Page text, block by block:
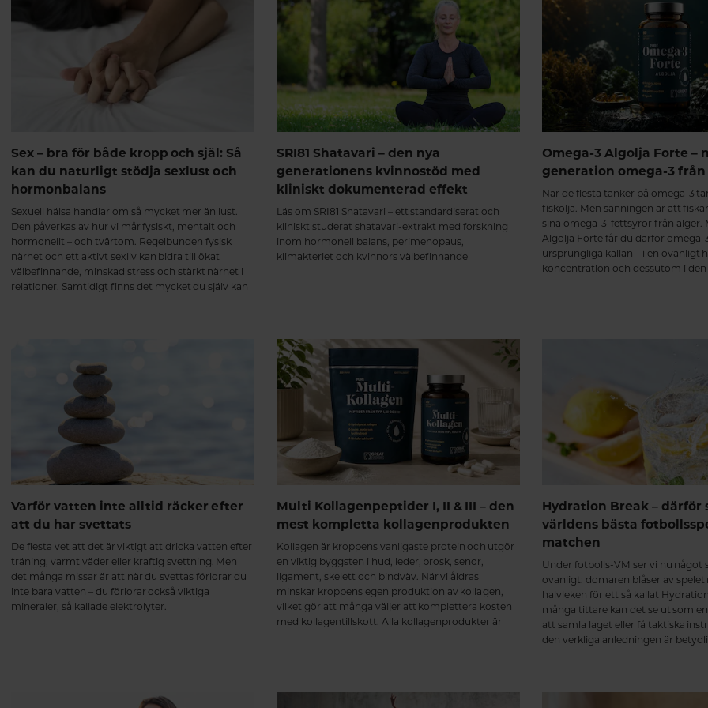
Sex – bra för både kropp och själ: Så
kan du naturligt stödja sexlust och
hormonbalans
Sexuell hälsa handlar om så mycket mer än lust.
Den påverkas av hur vi mår fysiskt, mentalt och
hormonellt – och tvärtom. Regelbunden fysisk
närhet och ett aktivt sexliv kan bidra till ökat
välbefinnande, minskad stress och stärkt närhet i
relationer. Samtidigt finns det mycket du själv kan
SRI81 Shatavari – den nya
generationens kvinnostöd med
kliniskt dokumenterad effekt
Läs om SRI81 Shatavari – ett standardiserat och
kliniskt studerat shatavari-extrakt med forskning
inom hormonell balans, perimenopaus,
klimakteriet och kvinnors välbefinnande
Omega-3 Algolja Forte –
generation omega-3
När de flesta tänker på omega-3
fiskolja. Men sanningen är att
sina omega-3-fettsyror från alger.
Algolja Forte får du därför omega-
ursprungliga källan – i en ovanligt
koncentration och dessutom i
Varför vatten inte alltid räcker efter
att du har svettats
De flesta vet att det är viktigt att dricka vatten efter
träning, varmt väder eller kraftig svettning. Men
det många missar är att när du svettas förlorar du
inte bara vatten – du förlorar också viktiga
mineraler, så kallade elektrolyter.
Multi Kollagenpeptider I, II & III – den
mest kompletta kollagenprodukten
Kollagen är kroppens vanligaste protein och utgör
en viktig byggsten i hud, leder, brosk, senor,
ligament, skelett och bindväv. När vi åldras
minskar kroppens egen produktion av kollagen,
vilket gör att många väljer att komplettera kosten
med kollagentillskott. Alla kollagenprodukter är
Hydration Break – därför
världens bästa
matchen
Under fotbolls-VM ser vi nu något
ovanligt: domaren blåser av
halvleken för ett så kallat
många tittare kan det se ut som
att samla laget eller få taktiska
den verkliga anledningen är